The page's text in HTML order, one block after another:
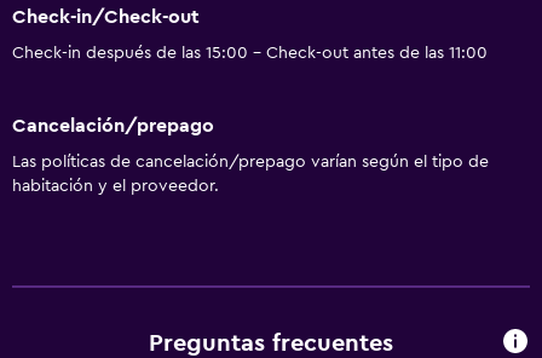
Servicio de habitaciones
Estacionamiento y transporte
Check-in/Check-out
Check-in después de las 15:00 - Check-out antes de las 11:00
Cancelación/prepago
Las políticas de cancelación/prepago varían según el tipo de
habitación y el proveedor.
Preguntas frecuentes